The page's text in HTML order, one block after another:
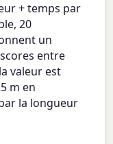
+ temps par
20
un
entre
valeur est
m en
la longueur